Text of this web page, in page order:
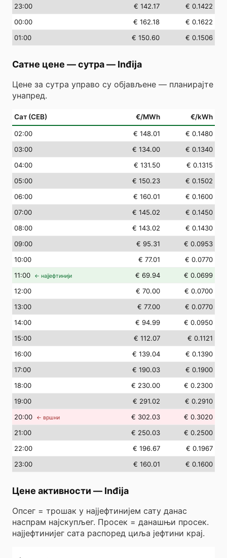
23:00 € 142.17
€ 0.1422
00:00 € 162.18
€ 0.1622
01:00 € 150.60 € 0.1506
Сатне цене — сутра— Inđija
Цене за сутра управо су објављене — планирајте
унапред.
Сат (СЕВ) €/MWh €/kWh
02:00 € 148.01
€ 0.1480
03:00 € 134.00
€ 0.1340
04:00 € 131.50
€ 0.1315
05:00 € 150.23
€ 0.1502
06:00 € 160.01
€ 0.1600
07:00 € 145.02
€ 0.1450
08:00 € 143.02
€ 0.1430
09:00 € 95.31
€ 0.0953
10:00 € 77.01
€ 0.0770
11:00 ← најјефтинији € 69.94
€ 0.0699
12:00 € 70.00
€ 0.0700
13:00 € 77.00
€ 0.0770
14:00 € 94.99
€ 0.0950
15:00 € 112.07
€ 0.1121
16:00 € 139.04
€ 0.1390
17:00 € 190.03
€ 0.1900
18:00 € 230.00
€ 0.2300
19:00 € 291.02
€ 0.2910
20:00 ← вршни € 302.03
€ 0.3020
21:00 € 250.03
€ 0.2500
22:00 € 196.67
€ 0.1967
23:00 € 160.01 € 0.1600
Цене активности — Inđija
Опсег = трошак у најјефтинијем сату данас
наспрам најскупљег. Просек = данашњи просек.
најјефтинијег сата распоред циља јефтини крај.